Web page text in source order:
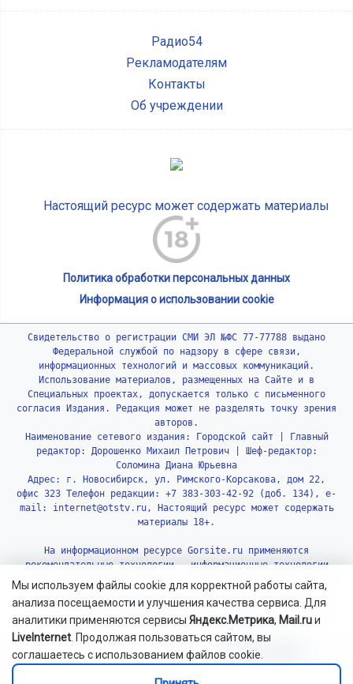
Мы используем файлы cookie для корректной работы сайта,
анализа посещаемости и улучшения качества сервиса. Для
аналитики применяются сервисы Яндекс.Метрика, Mail.ruи
LiveInternet . Продолжая пользоваться сайтом, вы
соглашаетесь с использованием файлов cookie.
Радио54
Рекламодателям
Контакты
Об учреждении
Настоящий ресурс может содержать материалы
Политика обработки персональных данных
Информация о использовании cookie
Свидетельство о регистрации СМИ ЭЛ №ФС 77-77788 выдано
Федеральной службой по надзору в сфере связи,
информационных технологий и массовых коммуникаций.
Использование материалов, размещенных на Сайте и в
Специальных проектах, допускается только с письменного
согласия Издания. Редакция может не разделять точку зрения
авторов.
Наименование сетевого издания: Городской сайт | Главный
редактор: Дорошенко Михаил Петрович | Шеф-редактор:
Соломина Диана Юрьевна
Адрес: г. Новосибирск, ул. Римского-Корсакова, дом 22,
офис 323 Телефон редакции: +7 383-303-42-92 (доб. 134), e-
mail: internet@otstv.ru, Настоящий ресурс может содержать
материалы 18+.
На информационном ресурсе Gorsite.ru применяются
рекомендательные технологии - информационные технологии
предоставления информации на основе сбора, систематизации
и анализа сведений, относящихся к предпочтениям
пользователей сети «Интернет», находящихся на территории
Российской Федерации.Подробнее.